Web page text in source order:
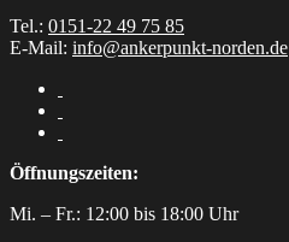
Tel.: 0151-22 49 75 85
E-Mail: info@ankerpunkt-norden.de
Öffnungszeiten:
Mi. – Fr.: 12:00 bis 18:00 Uhr